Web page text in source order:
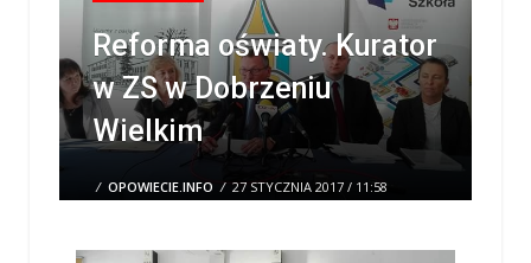
Reforma oświaty. Kurator
w ZS w Dobrzeniu
Wielkim
/ OPOWIECIE.INFO / 27 STYCZNIA 2017 / 11:58
0 COMMENTS